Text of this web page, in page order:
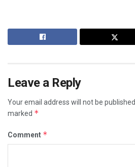
Leave a Reply
Your email address will not be published.
marked *
Comment *